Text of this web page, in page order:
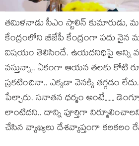
త‌మిళ‌నాడు సీఎం స్టాలిన్ కుమారుడు,
కేంద్రంలోని బీజేపీ కేంద్రంగా ప‌దు నైన
విష‌యం తెలిసిందే. ఉయ‌ద‌నిధిపై అన్ని
వ‌స్తున్నా.. ఏకంగా ఆయ‌న త‌ల‌కు
ప్ర‌క‌టించినా.. ఎక్క‌డా వెన‌క్కి త‌గ్గ‌డం
పేల్చారు. స‌నాత‌న ధ‌ర్మం అంటే…
లాంటిద‌ని.. దాన్ని పూర్తిగా
చేసిన వ్యాఖ్య‌లు దేశ‌వ్యాప్తంగా